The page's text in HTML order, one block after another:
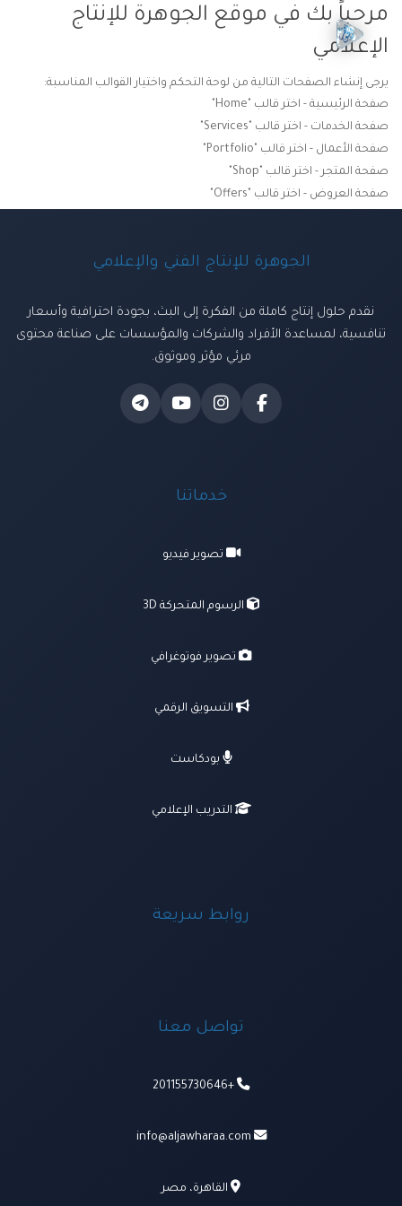
مرحباً بك في موقع الجوهرة للإنتاج
الإعلامي
يرجى إنشاء الصفحات التالية من لوحة التحكم واختيار القوالب المناسبة:
صفحة الرئيسية - اختر قالب "Home"
صفحة الخدمات - اختر قالب "Services"
صفحة الأعمال - اختر قالب "Portfolio"
صفحة المتجر - اختر قالب "Shop"
صفحة العروض - اختر قالب "Offers"
الجوهرة للإنتاج الفني والإعلامي
نقدم حلول إنتاج كاملة من الفكرة إلى البث، بجودة احترافية وأسعار
تنافسية، لمساعدة الأفراد والشركات والمؤسسات على صناعة محتوى
مرئي مؤثر وموثوق.
خدماتنا
تصوير فيديو
الرسوم المتحركة 3D
تصوير فوتوغرافي
التسويق الرقمي
بودكاست
التدريب الإعلامي
روابط سريعة
تواصل معنا
+201155730646
info@aljawharaa.com
القاهرة، مصر